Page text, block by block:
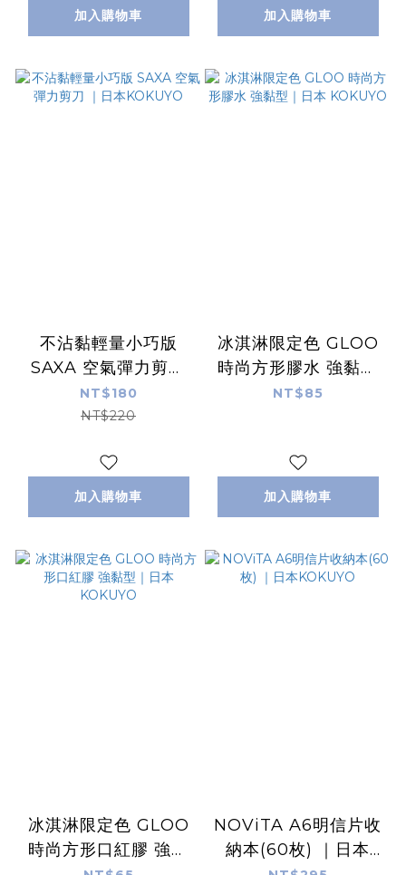
加入購物車 加入購物車
不沾黏輕量小巧版
SAXA 空氣彈力剪刀
｜日本KOKUYO
NT$180
NT$220
加入購物車
冰淇淋限定色 GLOO
時尚方形膠水 強黏型
｜日本 KOKUYO
NT$85
加入購物車
冰淇淋限定色 GLOO
時尚方形口紅膠 強黏
NOViTA A6明信片收
納本(60枚) ｜日本